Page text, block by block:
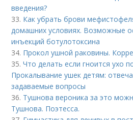
введения?
33. Как убрать брови
домашних условиях. Возможные
инъекций ботулотоксина
34. Прокол ушной раковины.
35.Что делать если гноится ухо
Прокалывание ушек детям:
задаваемые вопросы
36. Тушнова вероника за это
Тушнова. Поэтесса.